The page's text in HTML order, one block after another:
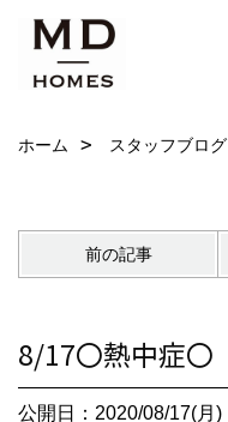
ホーム スタッフブログ
前の記事
8/17〇熱中症〇
公開日：2020/08/17(月)